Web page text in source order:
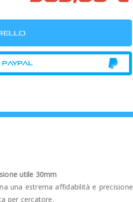
utile 30mm
una estrema affidabilità e precisione
per cercatore.